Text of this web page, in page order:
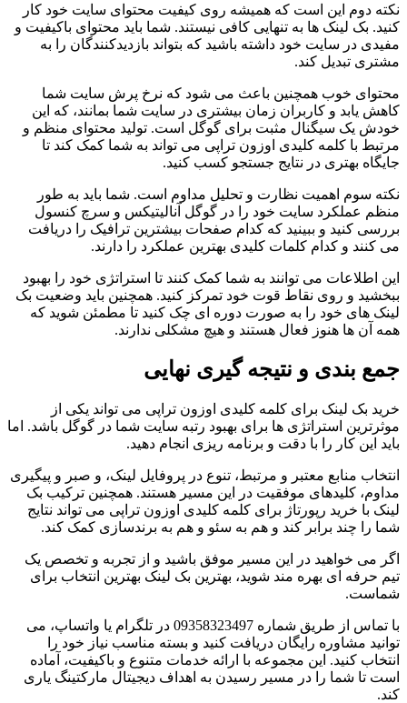
نکته دوم این است که همیشه روی کیفیت محتوای سایت خود کار
کنید. بک لینک ها به تنهایی کافی نیستند. شما باید محتوای باکیفیت و
مفیدی در سایت خود داشته باشید که بتواند بازدیدکنندگان را به
مشتری تبدیل کند.
محتوای خوب همچنین باعث می شود که نرخ پرش سایت شما
کاهش یابد و کاربران زمان بیشتری در سایت شما بمانند، که این
خودش یک سیگنال مثبت برای گوگل است. تولید محتوای منظم و
مرتبط با کلمه کلیدی اوزون تراپی می تواند به شما کمک کند تا
جایگاه بهتری در نتایج جستجو کسب کنید.
نکته سوم اهمیت نظارت و تحلیل مداوم است. شما باید به طور
منظم عملکرد سایت خود را در گوگل آنالیتیکس و سرچ کنسول
بررسی کنید و ببینید که کدام صفحات بیشترین ترافیک را دریافت
می کنند و کدام کلمات کلیدی بهترین عملکرد را دارند.
این اطلاعات می توانند به شما کمک کنند تا استراتژی خود را بهبود
ببخشید و روی نقاط قوت خود تمرکز کنید. همچنین باید وضعیت بک
لینک های خود را به صورت دوره ای چک کنید تا مطمئن شوید که
همه آن ها هنوز فعال هستند و هیچ مشکلی ندارند.
جمع بندی و نتیجه گیری نهایی
خرید بک لینک برای کلمه کلیدی اوزون تراپی می تواند یکی از
موثرترین استراتژی ها برای بهبود رتبه سایت شما در گوگل باشد. اما
باید این کار را با دقت و برنامه ریزی انجام دهید.
انتخاب منابع معتبر و مرتبط، تنوع در پروفایل لینک، و صبر و پیگیری
مداوم، کلیدهای موفقیت در این مسیر هستند. همچنین ترکیب بک
لینک با خرید رپورتاژ برای کلمه کلیدی اوزون تراپی می تواند نتایج
شما را چند برابر کند و هم به سئو و هم به برندسازی کمک کند.
اگر می خواهید در این مسیر موفق باشید و از تجربه و تخصص یک
تیم حرفه ای بهره مند شوید، بهترین بک لینک بهترین انتخاب برای
شماست.
با تماس از طریق شماره 09358323497 در تلگرام یا واتساپ، می
توانید مشاوره رایگان دریافت کنید و بسته مناسب نیاز خود را
انتخاب کنید. این مجموعه با ارائه خدمات متنوع و باکیفیت، آماده
است تا شما را در مسیر رسیدن به اهداف دیجیتال مارکتینگ یاری
کند.